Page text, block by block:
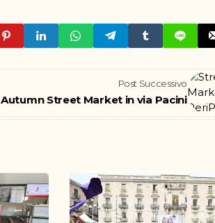
Post Successivo
Autumn Street Market in via Pacini